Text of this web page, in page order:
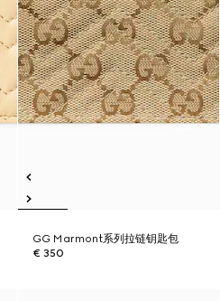
GG Marmont系列拉链钥匙包
€ 350